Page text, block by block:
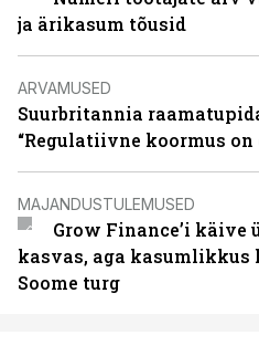
ja ärikasum tõusid
ARVAMUSED
Suurbritannia
“Regulatiivne koormus on
MAJANDUSTULEMUSED
Grow Finance’i käive
kasvas, aga kasumlikkus
Soome turg